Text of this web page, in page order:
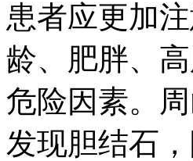
患者应更加
龄、肥胖、
危险因素。
发现胆结石